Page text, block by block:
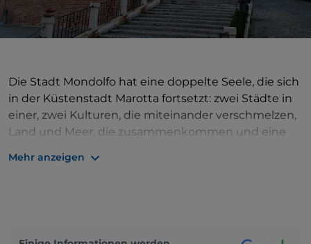
Die Stadt Mondolfo hat eine doppelte Seele, die sich
in der Küstenstadt Marotta fortsetzt: zwei Städte in
einer, zwei Kulturen, die miteinander verschmelzen,
Land und Meer, die zusammenkommen und eine
Diese doppelte Seele zeigt sich vor allem in der
Mehr anzeigen